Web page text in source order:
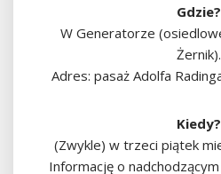
Gdzie?
W Generatorze
Żernik).
Adres: pasaż Adolfa
Kiedy?
(Zwykle) w trzeci piątek
Informację o